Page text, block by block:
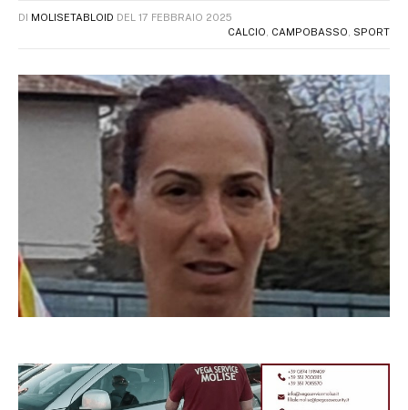
DI MOLISETABLOID DEL 17 FEBBRAIO 2025
CALCIO
CAMPOBASSO SPORT